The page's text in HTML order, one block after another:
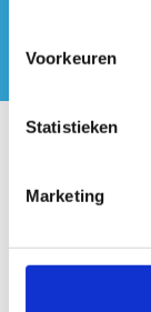
Voorkeuren
Statistieken
Marketing
Simon